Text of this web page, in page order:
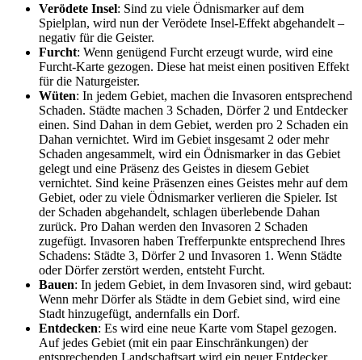
Verödete Insel: Sind zu viele Ödnismarker auf dem
Spielplan, wird nun der Verödete Insel-Effekt abgehandelt –
negativ für die Geister.
Furcht: Wenn genügend Furcht erzeugt wurde, wird eine
Furcht-Karte gezogen. Diese hat meist einen positiven Effekt
für die Naturgeister.
Wüten: In jedem Gebiet, machen die Invasoren entsprechend
Schaden. Städte machen 3 Schaden, Dörfer 2 und Entdecker
einen. Sind Dahan in dem Gebiet, werden pro 2 Schaden ein
Dahan vernichtet. Wird im Gebiet insgesamt 2 oder mehr
Schaden angesammelt, wird ein Ödnismarker in das Gebiet
gelegt und eine Präsenz des Geistes in diesem Gebiet
vernichtet. Sind keine Präsenzen eines Geistes mehr auf dem
Gebiet, oder zu viele Ödnismarker verlieren die Spieler. Ist
der Schaden abgehandelt, schlagen überlebende Dahan
zurück. Pro Dahan werden den Invasoren 2 Schaden
zugefügt. Invasoren haben Trefferpunkte entsprechend Ihres
Schadens: Städte 3, Dörfer 2 und Invasoren 1. Wenn Städte
oder Dörfer zerstört werden, entsteht Furcht.
Bauen: In jedem Gebiet, in dem Invasoren sind, wird gebaut:
Wenn mehr Dörfer als Städte in dem Gebiet sind, wird eine
Stadt hinzugefügt, andernfalls ein Dorf.
Entdecken: Es wird eine neue Karte vom Stapel gezogen.
Auf jedes Gebiet (mit ein paar Einschränkungen) der
entsprechenden Landschaftsart wird ein neuer Entdecker